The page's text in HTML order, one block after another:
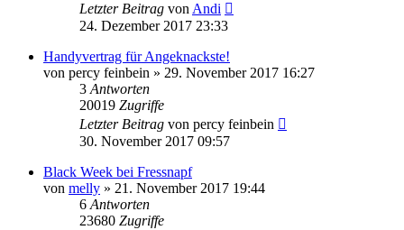
Letzter Beitrag von Andi
24. Dezember 2017 23:33
Handyvertrag für Angeknackste!
von percy feinbein » 29. November 2017 16:27
3 Antworten
20019 Zugriffe
Letzter Beitrag von percy feinbein
30. November 2017 09:57
Black Week bei Fressnapf
von melly » 21. November 2017 19:44
6 Antworten
23680 Zugriffe